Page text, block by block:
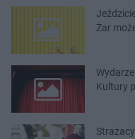
Żar
Kultury